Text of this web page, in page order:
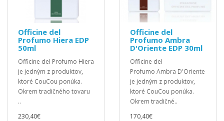
Officine del
Profumo Hiera EDP
50ml
Officine del Profumo Hiera
je jedným z produktov,
ktoré CouCou ponúka.
Okrem tradičného tovaru
..
230,40€
Officine del
Profumo Ambra
D'Oriente EDP 30ml
Officine del
Profumo Ambra D'Oriente
je jedným z produktov,
ktoré CouCou ponúka.
Okrem tradičné..
170,40€